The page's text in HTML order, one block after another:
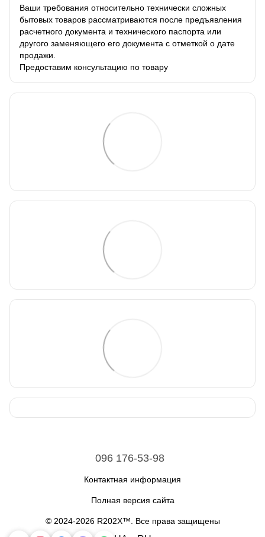
Ваши требования относительно технически сложных
бытовых товаров рассматриваются после предъявления
расчетного документа и технического паспорта или
другого заменяющего его документа с отметкой о дате
продажи.
Предоставим консультацию по товару
096 176-53-98
Контактная информация
Полная версия сайта
© 2024-2026 R202X™. Все права защищены